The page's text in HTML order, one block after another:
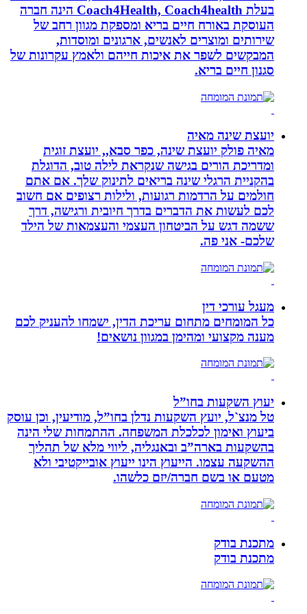
בעלת Coach4Health, Coach4health הינה חברה
העוסקת באורח חיים בריא ומספקת מגוון רחב של
שירותים ומוצרים לאנשים, ארגונים ומוסדות,
המבקשים לשפר את איכות חייהם ולאמץ עקרונות של
סגנון חיים בריא.
יועצת שינה מאיה
מאיה פולק יועצת שינה, כפר סבא,, יועצת זוגית
ומדריכת הורים בגישה שנקראת לילה טוב, הדוגלת
בהקניית הרגלי שינה בריאים לתינוק שלך. אם אתם
חולמים על הרדמות רגועות, ולילות רצופים אם חשוב
לכם לעשות את הדברים בדרך חיובית ורגישה, דרך
ששמה דגש על הביטחון העצמי והעצמאות של הילד
שלכם- אני פה.
מעגל עורכי דין
כל המומחים מתחום עריכת הדין, ישמחו להעניק לכם
מענה מקצועי ומהימן במגוון נושאים!
יעוץ השקעות בחו”ל
טל מנצ`ל, יועץ השקעות נדלן בחו”ל, מודיעין, וכן עוסק
ביעוץ ואימון לכלכלת המשפחה. ההתמחות שלי הינה
בהשקעות בארה”ב ובאנגליה, ליווי מלא של תהליך
ההשקעה עצמו. הייעוץ הינו ייעוץ אובייקטיבי ולא
מטעם או בשם חברה/יזם כלשהו.
מתכנת בודק
מתכנת בודק